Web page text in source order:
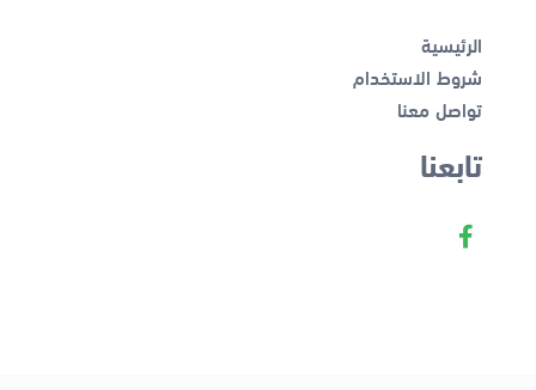
الرئيسية
شروط الاستخدام
تواصل معنا
تابعنا